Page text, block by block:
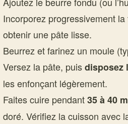
Incorporez progressivement
obtenir une pâte lisse.
Beurrez et farinez un moule
Versez la pâte, puisdisposez
les enfonçant légèrement.
Faites cuire pendant35 à 40
doré. Vérifiez la cuisson avec